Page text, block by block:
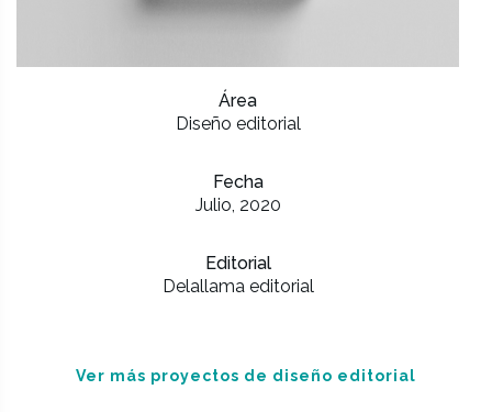
Área
Diseño editorial
Fecha
Julio, 2020
Editorial
Delallama editorial
Ver más proyectos de diseño editorial